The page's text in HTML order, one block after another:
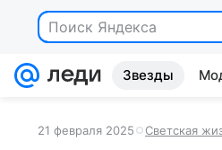
Поиск Яндекса
Звезды
21 февраля 2025 Светская